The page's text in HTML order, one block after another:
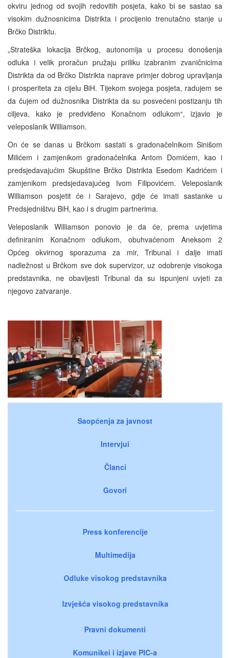
okviru jednog od svojih redovitih posjeta, kako bi se sastao sa
visokim dužnosnicima Distrikta i procijenio trenutačno stanje u
Brčko Distriktu.
„Strateška lokacija Brčkog, autonomija u procesu donošenja
odluka i velik proračun pružaju priliku izabranim zvaničnicima
Distrikta da od Brčko Distrikta naprave primjer dobrog upravljanja
i prosperiteta za cijelu BiH. Tijekom svojega posjeta, radujem se
da čujem od dužnosnika Distrikta da su posvećeni postizanju tih
ciljeva, kako je predviđeno Konačnom odlukom“, izjavio je
veleposlanik Williamson.
On će se danas u Brčkom sastati s gradonačelnikom Sinišom
Milićem i zamjenikom gradonačelnika Antom Domićem, kao i
predsjedavajućim Skupštine Brčko Distrikta Esedom Kadrićem i
zamjenikom predsjedavajućeg Ivom Filipovićem. Veleposlanik
Williamson posjetit će i Sarajevo, gdje će imati sastanke u
Predsjedništvu BiH, kao i s drugim partnerima.
Veleposlanik Williamson ponovio je da će, prema uvjetima
definiranim Konačnom odlukom, obuhvaćenom Aneksom 2
Općeg okvirnog sporazuma za mir, Tribunal i dalje imati
nadležnost u Brčkom sve dok supervizor, uz odobrenje visokoga
predstavnika, ne obavijesti Tribunal da su ispunjeni uvjeti za
njegovo zatvaranje.
Saopćenja za javnost
Intervjui
Članci
Govori
Press konferencije
Multimedija
Odluke visokog predstavnika
Izvješća visokog predstavnika
Pravni dokumenti
Komunikei i izjave PIC-a